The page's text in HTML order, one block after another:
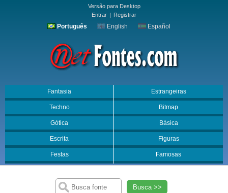
Versão para Desktop
Entrar | Registrar
Português English Español
Fantasia Estrangeiras
Techno Bitmap
Gótica Básica
Escrita Figuras
Festas Famosas
Busca >>